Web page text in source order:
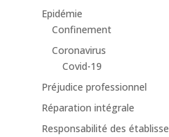
Epidémie
Confinement
Coronavirus
Covid-19
Préjudice professionnel
Réparation intégrale
Responsabilité des